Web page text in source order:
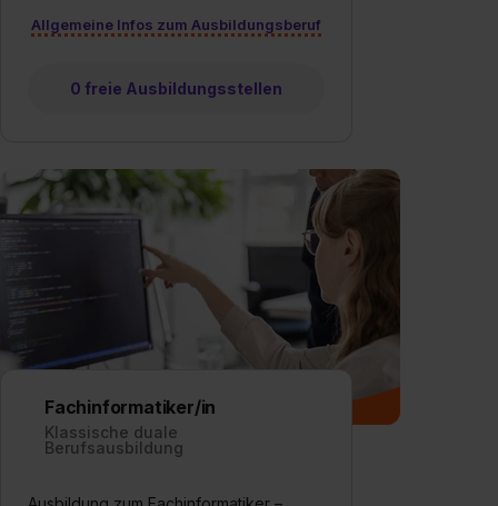
Allgemeine Infos zum Ausbildungsberuf
0 freie Ausbildungsstellen
Fachinformatiker/in
Klassische duale
Berufsausbildung